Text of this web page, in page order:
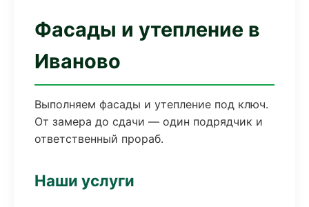
Фасады и утепление в
Иваново
Выполняем фасады и утепление под ключ.
От замера до сдачи — один подрядчик и
ответственный прораб.
Наши услуги